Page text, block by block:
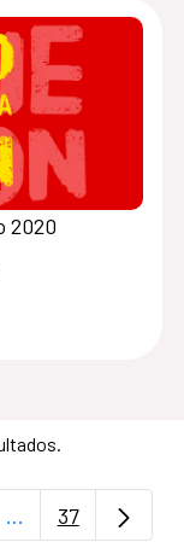
2020
TAB para
...PáginasPágina
37